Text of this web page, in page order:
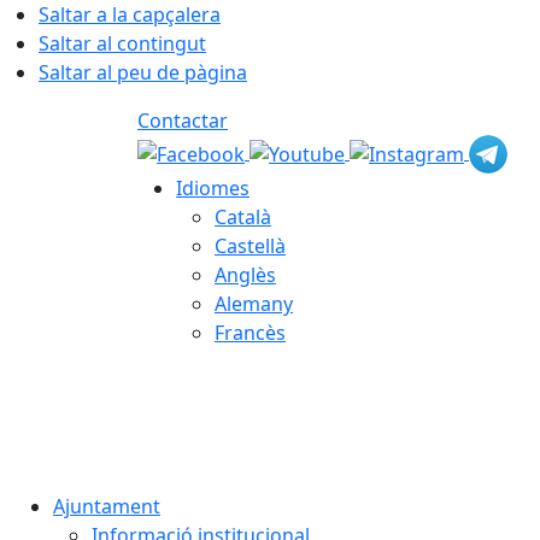
Saltar a la capçalera
Saltar al contingut
Saltar al peu de pàgina
Contactar
Idiomes
Català
Castellà
Anglès
Alemany
Francès
Ajuntament